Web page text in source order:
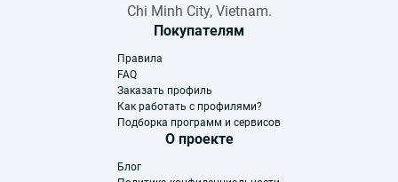
Chi Minh City, Vietnam.
Покупателям
Правила
FAQ
Заказать профиль
Как работать с профилями?
Подборка программ и сервисов
О проекте
Блог